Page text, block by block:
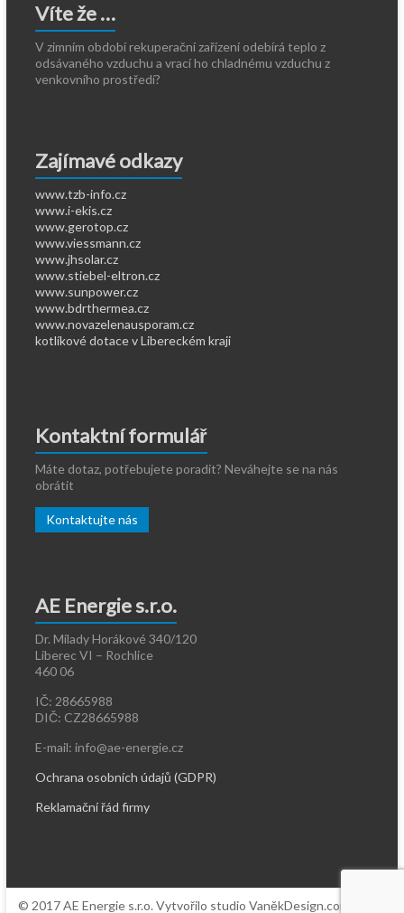
Víte že …
V zimním období rekuperační zařízení odebírá teplo z
odsávaného vzduchu a vrací ho chladnému vzduchu z
venkovního prostředí?
Zajímavé odkazy
www.tzb-info.cz
www.i-ekis.cz
www.gerotop.cz
www.viessmann.cz
www.jhsolar.cz
www.stiebel-eltron.cz
www.sunpower.cz
www.bdrthermea.cz
www.novazelenausporam.cz
kotlíkové dotace v Libereckém kraji
Kontaktní formulář
Máte dotaz, potřebujete poradit? Neváhejte se na nás
obrátit
Kontaktujte nás
AE Energie s.r.o.
Dr. Milady Horákové 340/120
Liberec VI – Rochlice
460 06
IČ: 28665988
DIČ: CZ28665988
E-mail: info@ae-energie.cz
Ochrana osobních údajů (GDPR)
Reklamační řád firmy
© 2017 AE Energie s.r.o. Vytvořilo studio VaněkDesign.com.